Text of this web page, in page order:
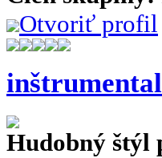
Otvoriť profil
Hudobný štýl